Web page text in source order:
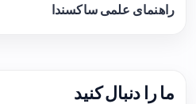
راهنمای علمی ساکسندا
ما را دنبال کنید